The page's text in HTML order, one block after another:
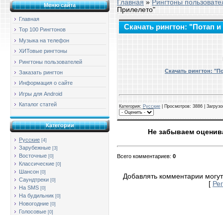
Меню сайта
Главная
Top 100 Рингтонов
Музыка на телефон
ХИТовые рингтоны
Рингтоны пользователей
Заказать рингтон
Информация о сайте
Игры для Android
Каталог статей
Категории
Русские [4]
Зарубежные [3]
Восточные [0]
Классические [0]
Шансон [0]
Саундтреки [0]
На SMS [0]
На будильник [0]
Новогодние [0]
Голосовые [0]
Главная » Рингтоны
Прилелето"
Скачать рингтон: "Потап
Скачать рингтон:
Категория: Русские | Просмотров: 3886 |
Не забываем
Всего комментариев: 0
Добавлять комментарии
[